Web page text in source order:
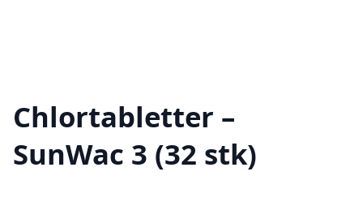
Chlortabletter –
SunWac 3 (32 stk)